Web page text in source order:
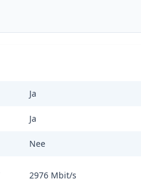
Ja
Ja
Nee
2976 Mbit/s